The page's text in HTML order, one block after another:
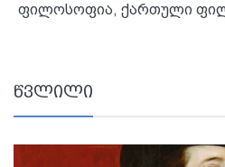
ფილოსოფია, ქართული
წვლილი